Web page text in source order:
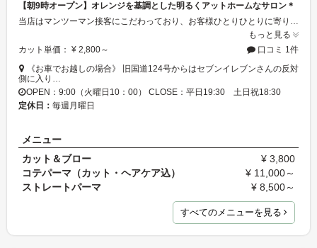
【朝9時オープン】オレンジを基調とした明るくアットホームなサロン＊
当店はマンツーマン接客にこだわっており、お客様ひとりひとりに寄り添ったカウンセリングと施術を心がけております。オーガニックカラーや香草カラーなど、ダメージレスにこだわったメニューも豊富にご用意！お得なセットメニューもございます。今なら事前予約限定クーポンもあります！施術中も目の届く場所にキッズスペースも完備されているのでお子様連れの方も安心してご来店くださいませ♪メンズの方も大歓迎です。
もっと見る
カット単価： ¥ 2,800～
口コミ 1件
《お車でお越しの場合》 旧国道124号からはセブンイレブンさんの反対
側に入り…
OPEN：9:00（火曜日10：00） CLOSE：平日19:30 土日祝18:30
定休日： 毎週月曜日
メニュー
カット＆ブロー
¥ 3,800
コテパーマ（カット・ヘアケア込）
¥ 11,000～
ストレートパーマ
¥ 8,500～
すべてのメニューを見る